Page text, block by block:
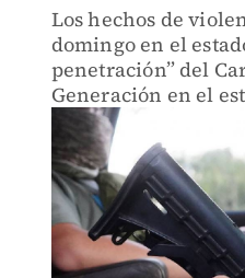
Los hechos de
domingo en el
penetración” del
Generación en el